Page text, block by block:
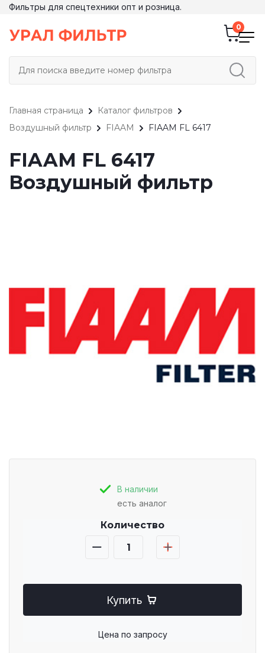
Фильтры для спецтехники опт и розница.
Главная страница
Каталог фильтров
Воздушный фильтр
FIAAM FIAAM FL 6417
FIAAM FL 6417
Воздушный фильтр
В наличии
есть аналог
Количество
Купить
Цена по запросу